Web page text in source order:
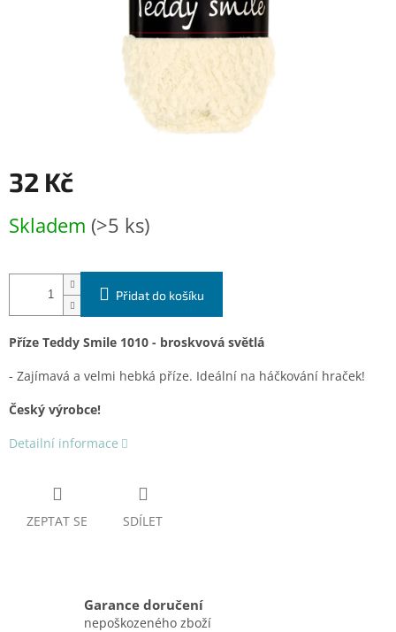
32 Kč
cena:
Skladem (>5 ks)
Přidat do košíku
Příze Teddy Smile 1010 - broskvová světlá
- Zajímavá a velmi hebká příze. Ideální na háčkování hraček!
Český výrobce!
Detailní informace
ZEPTAT SE SDÍLET
Garance doručení
nepoškozeného zboží